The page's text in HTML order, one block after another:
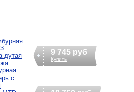
дутая
9 745 руб
Купить
с